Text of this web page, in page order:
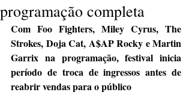
programação completa
Com Foo Fighters, Miley Cyrus, The
Strokes, Doja Cat, A$AP Rocky e Martin
Garrix na programação, festival inicia
período de troca de ingressos antes de
reabrir vendas para o público